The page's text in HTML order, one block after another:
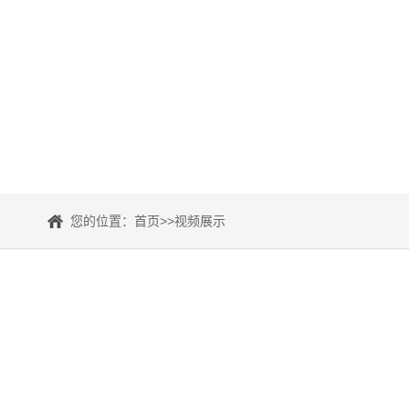
您的位置： 首页>>视频展示